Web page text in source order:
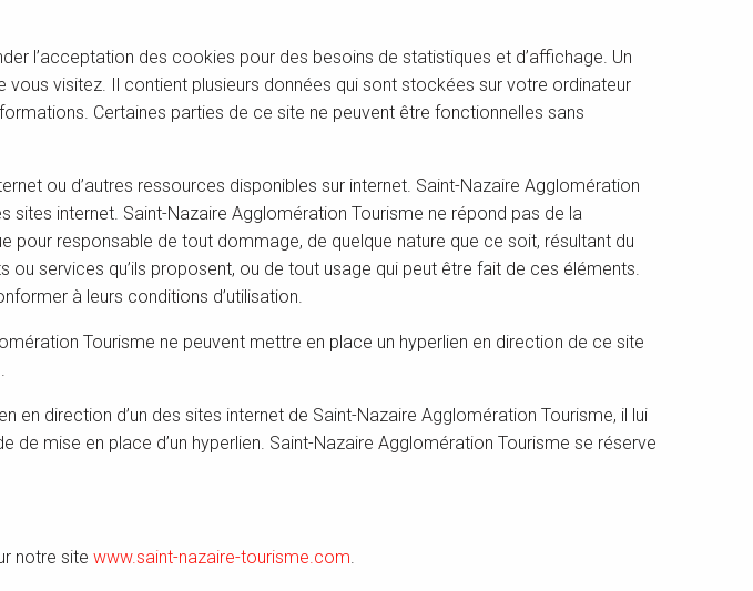
l’acceptation des cookies pour des besoins de statistiques et d’affichage. Un
visitez. Il contient plusieurs données qui sont stockées sur votre ordinateur
Certaines parties de ce site ne peuvent être fonctionnelles sans
ou d’autres ressources disponibles sur internet. Saint-Nazaire Agglomération
internet. Saint-Nazaire Agglomération Tourisme ne répond pas de la
pour responsable de tout dommage, de quelque nature que ce soit, résultant du
services qu’ils proposent, ou de tout usage qui peut être fait de ces éléments.
à leurs conditions d’utilisation.
Tourisme ne peuvent mettre en place un hyperlien en direction de ce site
en direction d’un des sites internet de Saint-Nazaire Agglomération Tourisme, il lui
mise en place d’un hyperlien. Saint-Nazaire Agglomération Tourisme se réserve
notre site www.saint-nazaire-tourisme.com.